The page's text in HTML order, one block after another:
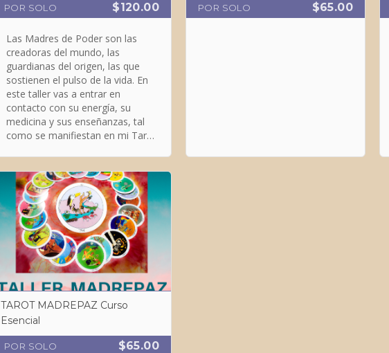
POR SOLO $120.00
Las Madres de Poder son las
creadoras del mundo, las
guardianas del origen, las que
sostienen el pulso de la vida. En
este taller vas a entrar en
contacto con su energía, su
medicina y sus enseñanzas, tal
como se manifiestan en mi Tarot
POR SOLO $65.00
TAROT MADREPAZ Curso
Esencial
POR SOLO $65.00